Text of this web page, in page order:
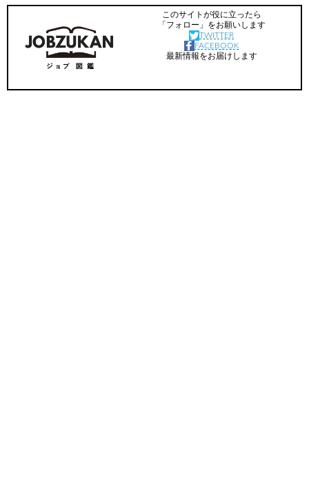
このサイトが役に立ったら
「フォロー」をお願いします
TWITTER
FACEBOOK
最新情報をお届けします